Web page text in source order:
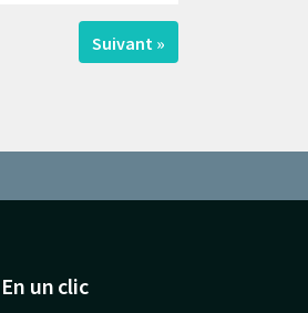
Suivant »
En un clic